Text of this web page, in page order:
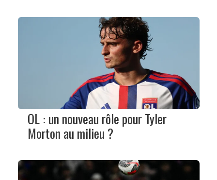
OL : un nouveau rôle pour Tyler
Morton au milieu ?